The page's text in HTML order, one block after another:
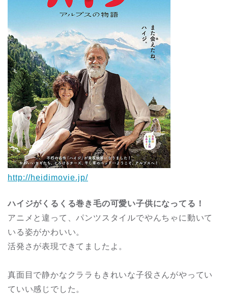
http://heidimovie.jp/
ハイジがくるくる巻き毛の可愛い子供になってる！
アニメと違って、パンツスタイルでやんちゃに動いて
いる姿がかわいい。
活発さが表現できてましたよ。
真面目で静かなクララもきれいな子役さんがやってい
ていい感じでした。